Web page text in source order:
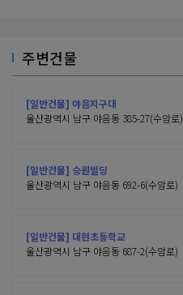
주변건물
[일반건물] 야음지구대
울산광역시 남구 야음동 385-27(수암로)
[일반건물] 승원빌딩
울산광역시 남구 야음동 692-6(수암로)
[일반건물] 대현초등학교
울산광역시 남구 야음동 687-2(수암로)